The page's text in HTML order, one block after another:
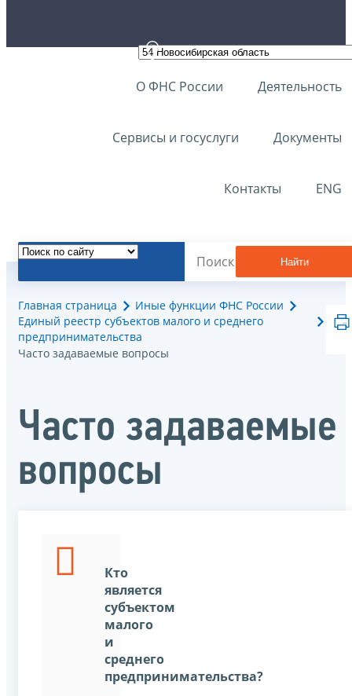
О ФНС России Деятельность
Сервисы и госуслуги Документы
Контакты ENG
Найти
Главная страница
Иные функции ФНС России
Единый реестр субъектов малого и среднего
предпринимательства
Часто задаваемые вопросы
Часто задаваемые
вопросы
Кто
является
субъектом
малого
и
среднего
предпринимательства?